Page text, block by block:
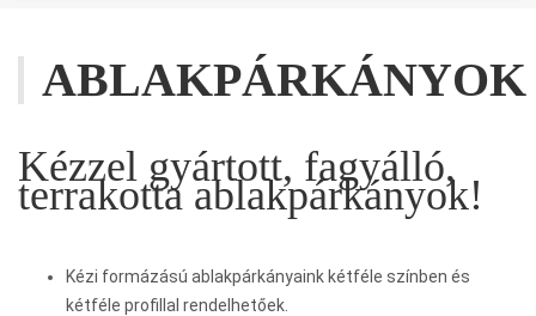
ABLAKPÁRKÁNYOK
Kézzel gyártott, fagyálló,
terrakotta ablakpárkányok!
Kézi formázású ablakpárkányaink kétféle színben és
kétféle profillal rendelhetőek.